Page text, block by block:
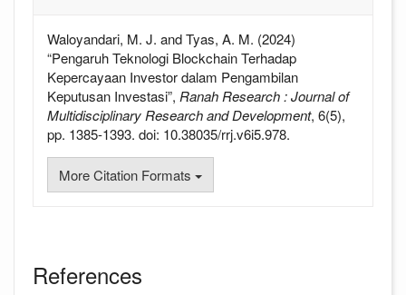
Waloyandari, M. J. and Tyas, A. M. (2024)
“Pengaruh Teknologi Blockchain Terhadap
Kepercayaan Investor dalam Pengambilan
Keputusan Investasi”, Ranah Research : Journal of
Multidisciplinary Research and Development, 6(5),
pp. 1385-1393. doi: 10.38035/rrj.v6i5.978.
More Citation Formats
References